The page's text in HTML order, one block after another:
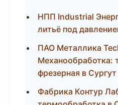
НПП Industrial
литьё под
ПАО Металлика
Механообработка:
фрезерная в Сургут
Фабрика Контур